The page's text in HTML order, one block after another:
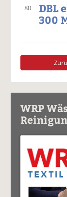
80
DBL
300
WRP